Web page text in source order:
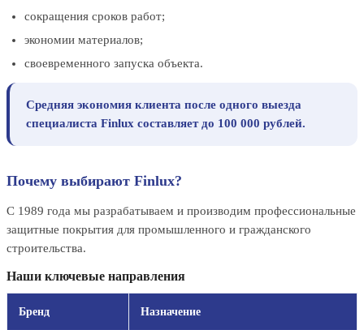
сокращения сроков работ;
экономии материалов;
своевременного запуска объекта.
Средняя экономия клиента после одного выезда
специалиста Finlux составляет до 100 000 рублей.
Почему выбирают Finlux?
С 1989 года мы разрабатываем и производим профессиональные
защитные покрытия для промышленного и гражданского
строительства.
Наши ключевые направления
Бренд Назначение